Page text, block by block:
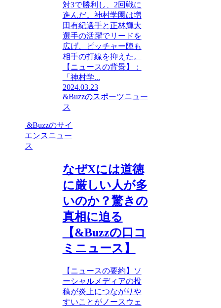
対3で勝利し、2回戦に
進んだ。神村学園は増
田有紀選手と正林輝大
選手の活躍でリードを
広げ、ピッチャー陣も
相手の打線を抑えた。
【ニュースの背景】：
「神村学...
2024.03.23
&Buzzのスポーツニュー
ス
&Buzzのサイ
エンスニュー
ス
なぜXには道徳
に厳しい人が多
いのか？驚きの
真相に迫る
【&Buzzの口コ
ミニュース】
【ニュースの要約】ソ
ーシャルメディアの投
稿が炎上につながりや
すいことがノースウェ